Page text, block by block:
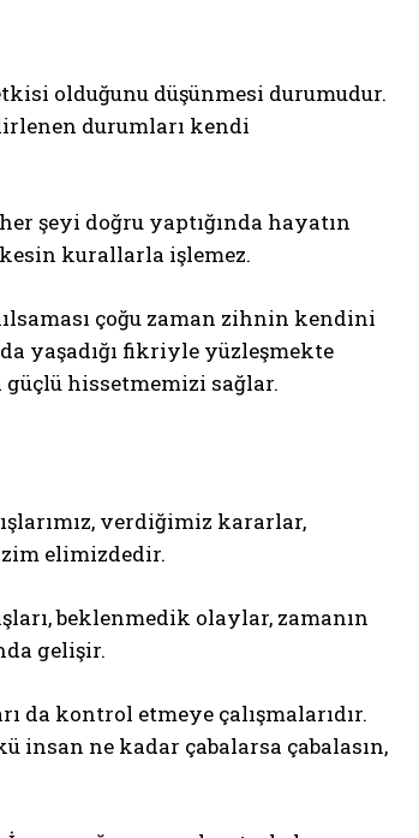
olduğunu düşünmesi durumudur.
durumları kendi
şeyi doğru yaptığında hayatın
kesin kurallarla işlemez.
çoğu zaman zihnin kendini
yaşadığı fikriyle yüzleşmekte
hissetmemizi sağlar.
verdiğimiz kararlar,
elimizdedir.
beklenmedik olaylar, zamanın
gelişir.
da kontrol etmeye çalışmalarıdır.
insan ne kadar çabalarsa çabalasın,